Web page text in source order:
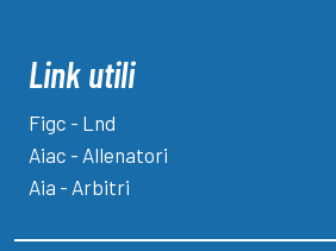
Link utili
Figc - Lnd
Aiac - Allenatori
Aia - Arbitri